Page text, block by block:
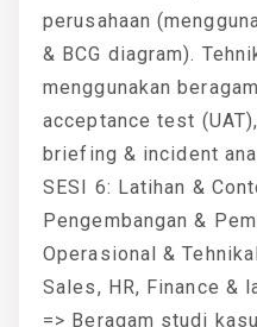
perusahaan
& BCG diagram).
menggunakan
acceptance test
briefing & incident
SESI 6: Latihan &
Pengembangan &
Operasional &
Sales, HR, Finance &
=> Beragam studi